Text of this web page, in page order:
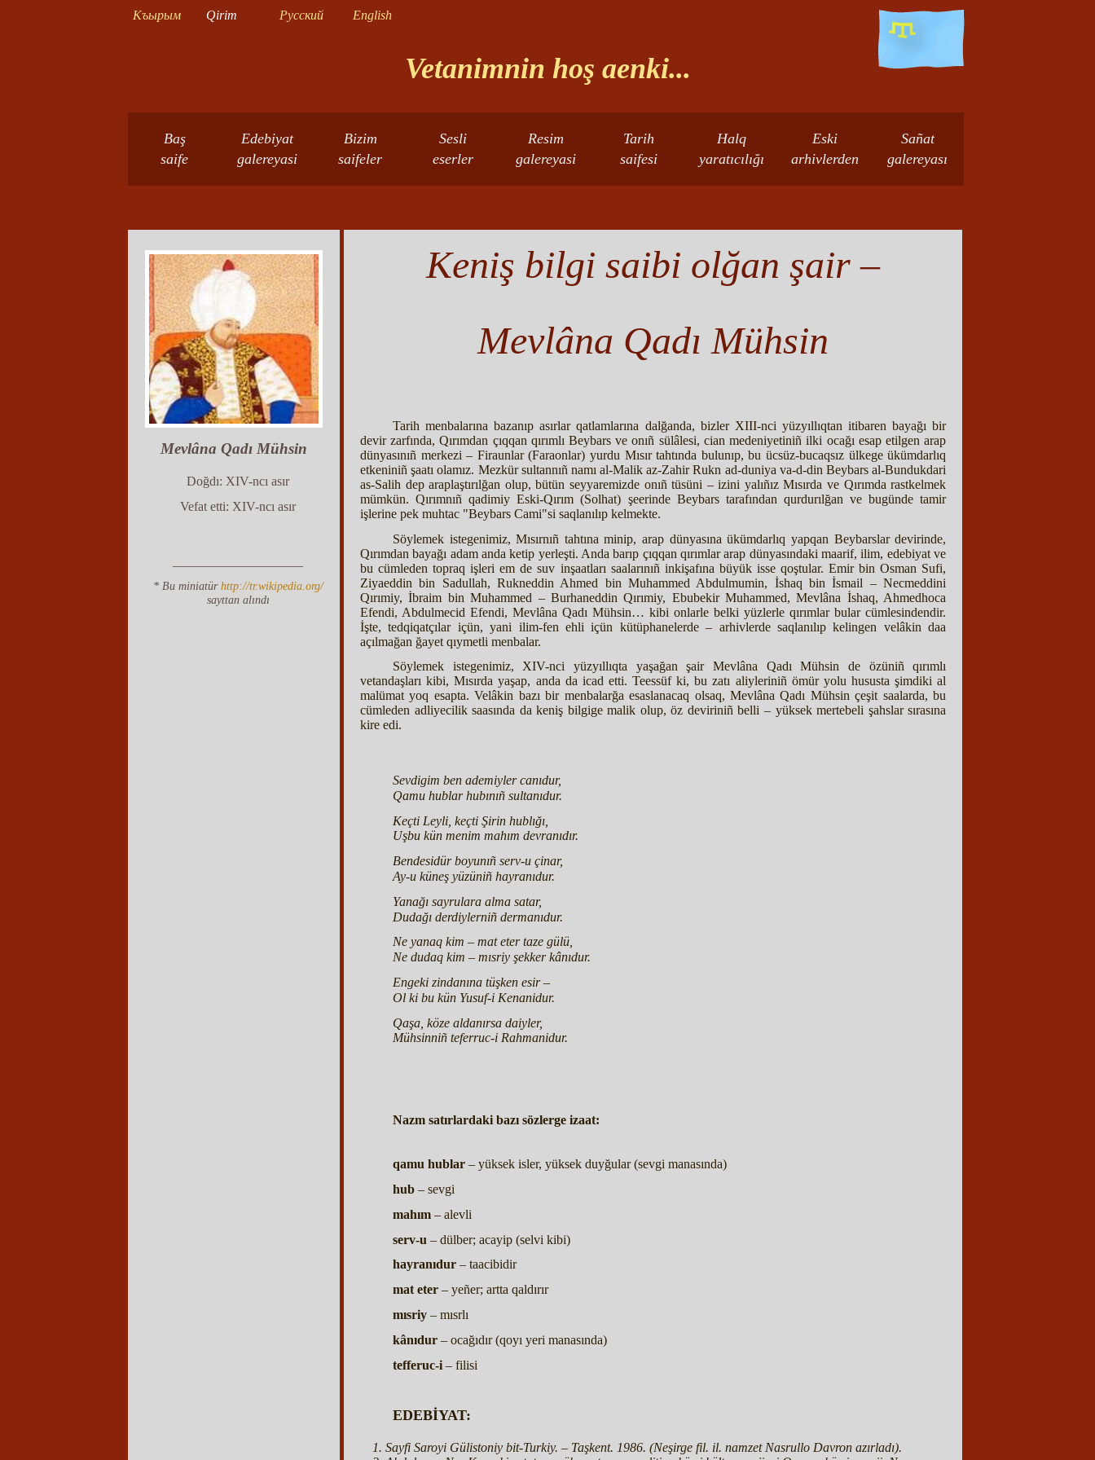
Къырым Qirim Русский English
Vetanimnin hoş aenki...
Baş
saife
Edebiyat
galereyasi
Bizim
saifeler
Sesli
eserler
Resim
galereyasi
Tarih
saifesi
Halq
yaratıcılığı
Eski
arhivlerden
Sañat
galereyası
Mevlâna Qadı Mühsin
Doğdı: XIV-ncı asır
Vefat etti: XIV-ncı asır
* Bu miniatürhttp://tr.wikipedia.org/
sayttan alındı
Keniş bilgi saibi olğan şair –
Mevlâna Qadı Mühsin
Tarih menbalarına bazanıp asırlar qatlamlarına dalğanda, bizler XIII-nci yüzyıllıqtan itibaren bayağı bir
devir zarfında, Qırımdan çıqqan qırımlı Beybars ve onıñ sülâlesi, cian medeniyetiniñ ilki ocağı esap etilgen arap
dünyasınıñ merkezi – Firaunlar (Faraonlar) yurdu Mısır tahtında bulunıp, bu ücsüz-bucaqsız ülkege ükümdarlıq
etkeniniñ şaatı olamız. Mezkür sultannıñ namı al-Malik az-Zahir Rukn ad-duniya va-d-din Beybars al-Bundukdari
as-Salih dep araplaştırılğan olup, bütün seyyaremizde onıñ tüsüni – izini yalıñız Mısırda ve Qırımda rastkelmek
mümkün. Qırımnıñ qadimiy Eski-Qırım (Solhat) şeerinde Beybars tarafından qurdurılğan ve bugünde tamir
işlerine pek muhtac "Beybars Cami"si saqlanılıp kelmekte.
Söylemek istegenimiz, Mısırnıñ tahtına minip, arap dünyasına ükümdarlıq yapqan Beybarslar devirinde,
Qırımdan bayağı adam anda ketip yerleşti. Anda barıp çıqqan qırımlar arap dünyasındaki maarif, ilim, edebiyat ve
bu cümleden topraq işleri em de suv inşaatları saalarınıñ inkişafına büyük isse qoştular. Emir bin Osman Sufi,
Ziyaeddin bin Sadullah, Rukneddin Ahmed bin Muhammed Abdulmumin, İshaq bin İsmail – Necmeddini
Qırımiy, İbraim bin Muhammed – Burhaneddin Qırımiy, Ebubekir Muhammed, Mevlâna İshaq, Ahmedhoca
Efendi, Abdulmecid Efendi, Mevlâna Qadı Mühsin… kibi onlarle belki yüzlerle qırımlar bular cümlesindendir.
İşte, tedqiqatçılar içün, yani ilim-fen ehli içün kütüphanelerde – arhivlerde saqlanılıp kelingen velâkin daa
açılmağan ğayet qıymetli menbalar.
Söylemek istegenimiz, XIV-nci yüzyıllıqta yaşağan şair Mevlâna Qadı Mühsin de özüniñ qırımlı
vetandaşları kibi, Mısırda yaşap, anda da icad etti. Teessüf ki, bu zatı aliyleriniñ ömür yolu hususta şimdiki al
malümat yoq esapta. Velâkin bazı bir menbalarğa esaslanacaq olsaq, Mevlâna Qadı Mühsin çeşit saalarda, bu
cümleden adliyecilik saasında da keniş bilgige malik olup, öz deviriniñ belli – yüksek mertebeli şahslar sırasına
kire edi.
Sevdigim ben ademiyler canıdur,
Qamu hublar hubınıñ sultanıdur.
Keçti Leyli, keçti Şirin hublığı,
Uşbu kün menim mahım devranıdır.
Bendesidür boyunıñ serv-u çinar,
Ay-u küneş yüzüniñ hayranıdur.
Yanağı sayrulara alma satar,
Dudağı derdiylerniñ dermanıdur.
Ne yanaq kim – mat eter taze gülü,
Ne dudaq kim – mısriy şekker kânıdur.
Engeki zindanına tüşken esir –
Ol ki bu kün Yusuf-i Kenanidur.
Qaşa, köze aldanırsa daiyler,
Mühsinniñ teferruc-i Rahmanidur.
Nazm satırlardaki bazı sözlerge izaat:
qamu hublar – yüksek isler, yüksek duyğular (sevgi manasında)
hub – sevgi
mahım – alevli
serv-u – dülber; acayip (selvi kibi)
hayranıdur – taacibidir
mat eter – yeñer; artta qaldırır
mısriy – mısrlı
kânıdur – ocağıdır (qoyı yeri manasında)
tefferuc-i – filisi
EDEBİYAT:
Sayfi Saroyi Gülistoniy bit-Turkiy. – Taşkent. 1986. (Neşirge fil. il. namzet Nasrullo Davron azırladı).